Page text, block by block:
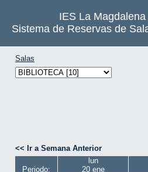
IES La Magdalena
Sistema de Reservas de
Salas
<< Ir a Semana Anterior
Periodo:
lun
20 ene